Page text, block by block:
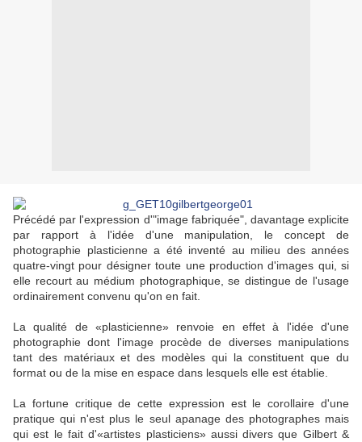
Précédé par l'expression d'"image fabriquée", davantage explicite
par rapport à l'idée d'une manipulation, le concept de
photographie plasticienne a été inventé au milieu des années
quatre-vingt pour désigner toute une production d'images qui, si
elle recourt au médium photographique, se distingue de l'usage
ordinairement convenu qu'on en fait.
La qualité de «plasticienne» renvoie en effet à l'idée d'une
photographie dont l'image procède de diverses manipulations
tant des matériaux et des modèles qui la constituent que du
format ou de la mise en espace dans lesquels elle est établie.
La fortune critique de cette expression est le corollaire d'une
pratique qui n'est plus le seul apanage des photographes mais
qui est le fait d'«artistes plasticiens» aussi divers que Gilbert &